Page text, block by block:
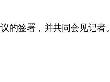
签署，并共同会见记者。